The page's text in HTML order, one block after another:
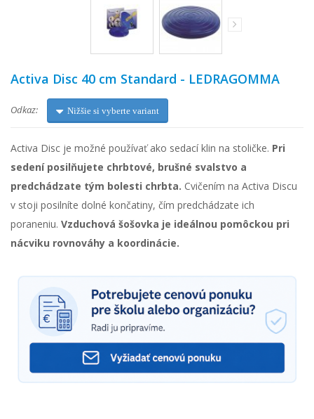
Activa Disc 40 cm Standard - LEDRAGOMMA
Odkaz: Nižšie si vyberte variant
Activa Disc je možné používať ako sedací klin na stoličke. Pri
sedení posilňujete chrbtové, brušné svalstvo a
predchádzate tým bolesti chrbta. Cvičením na Activa Discu
v stoji posilníte dolné končatiny, čím predchádzate ich
poraneniu. Vzduchová šošovka je ideálnou pomôckou pri
nácviku rovnováhy a koordinácie.